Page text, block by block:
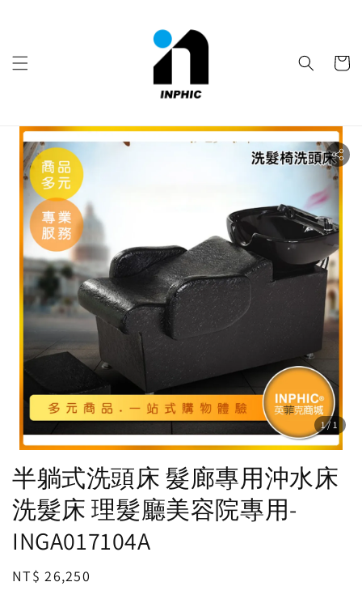
1/1
半躺式洗頭床 髮廊專用沖水床
洗髮床 理髮廳美容院專用-
INGA017104A
Regular
NT$ 26,250